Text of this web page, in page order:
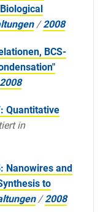
/2008
BCS-
2008
Quantitative
in
Nanowires and
to
/2008